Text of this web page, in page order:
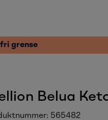
grense
Belua
565482